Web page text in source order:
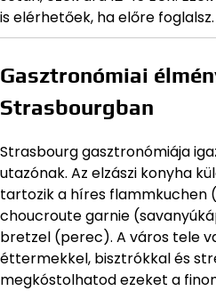
is elérhetőek, ha előre foglalsz.
Gasztronómiai
Strasbourgban
Strasbourg gasztronómiája
utazónak. Az elzászi konyha
tartozik a híres flammkuchen
choucroute garnie
bretzel (perec). A város tele
éttermekkel, bisztrókkal és
megkóstolhatod ezeket a